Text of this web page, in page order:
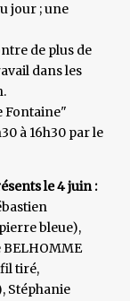
jour ; une
de plus de
dans les
Fontaine"
à 16h30 par le
le 4 juin :
bleue),
tiré,
Stéphanie